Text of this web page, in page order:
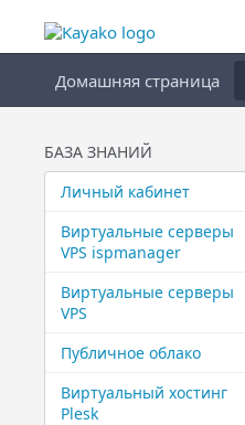
Домашняя страница
БАЗА ЗНАНИЙ
Личный кабинет
Виртуальные ​серверы
VPS ispmanager
Виртуальные ​серверы
VPS
Публичное ​облако
Виртуальный ​хостинг
Plesk